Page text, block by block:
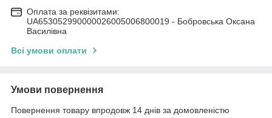
Оплата за реквізитами:
UA653052990000026005006800019 - Бобровська Оксана
Василівна
Всі умови оплати
Умови повернення
Повернення товару впродовж 14 днів за домовленістю